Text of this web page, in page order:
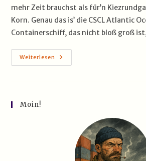
mehr Zeit brauchst als für’n
Korn. Genau das is’ die CSCL Atlantic
Containerschiff, das nicht bloß groß
Weiterlesen CSCL
Atlantic
–
Moin!